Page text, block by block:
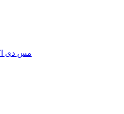
مس دی